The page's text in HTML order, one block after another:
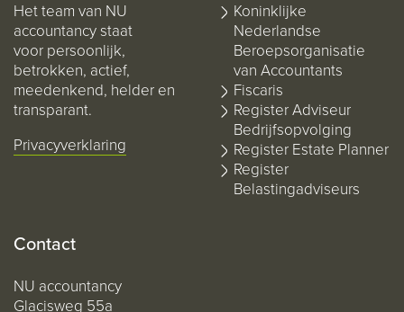
Het team van NU
accountancy staat
voor persoonlijk,
betrokken, actief,
meedenkend, helder en
transparant.
Privacyverklaring
Koninklijke
Nederlandse
Beroepsorganisatie
van Accountants
Fiscaris
Register Adviseur
Bedrijfsopvolging
Register Estate Planner
Register
Belastingadviseurs
Contact
NU accountancy
Glacisweg 55a